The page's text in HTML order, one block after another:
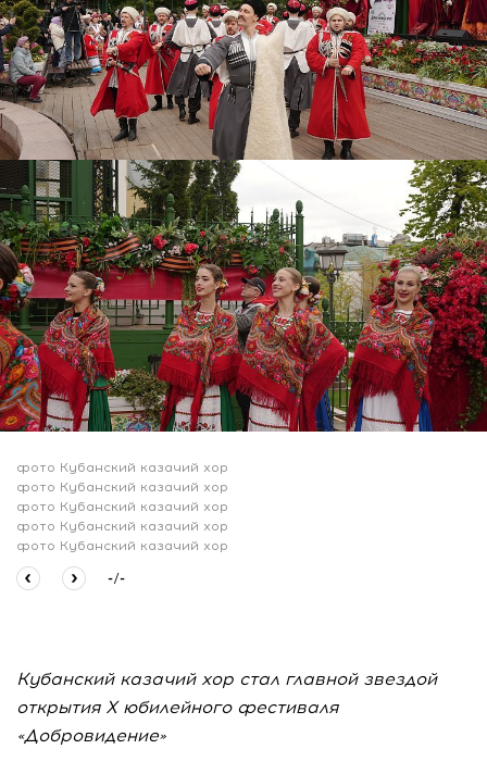
фото Кубанский казачий хор
фото Кубанский казачий хор
фото Кубанский казачий хор
фото Кубанский казачий хор
фото Кубанский казачий хор
-/-
Кубанский казачий хор стал главной звездой
открытия X юбилейного фестиваля
«Добровидение»